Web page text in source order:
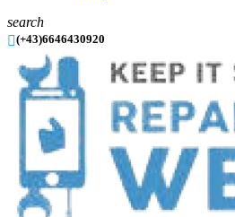
search
(+43)6646430920